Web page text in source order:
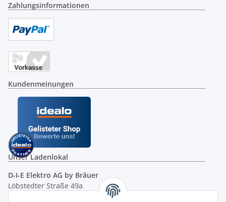
Zahlungsinformationen
Kundenmeinungen
Unser Ladenlokal
D-I-E Elektro AG by Bräuer
Löbstedter Straße 49a
( siehe Google-Maps )